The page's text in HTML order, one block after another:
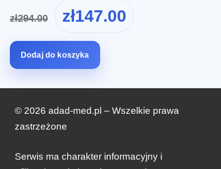
zł294.00
Pierwotna
cena
wynosiła:
zł147.00
cena
Dodaj do koszyka
© 2026 adad-med.pl – Wszelkie prawa
zastrzeżone
Serwis ma charakter informacyjny i